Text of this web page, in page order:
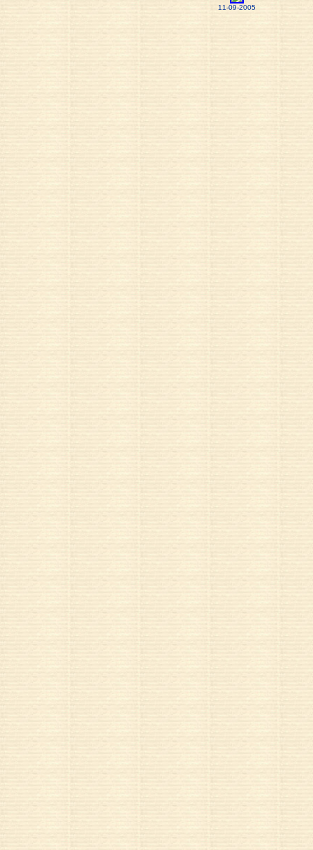
11-09-2005